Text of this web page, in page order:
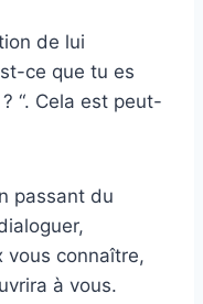
de lui
ce que tu es
“. Cela est peut-
passant du
vous connaître,
à vous.